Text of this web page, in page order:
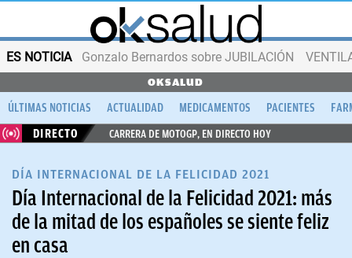
ES NOTICIA Gonzalo Bernardos sobre JUBILACIÓN
OKSALUD
ÚLTIMAS NOTICIAS ACTUALIDAD MEDICAMENTOS PACIENTES
DIRECTO
CARRERA DE MOTOGP, EN DIRECTO HOY
DÍA INTERNACIONAL DE LA FELICIDAD 2021
Día Internacional de la Felicidad 2021: más
de la mitad de los españoles se siente feliz
en casa